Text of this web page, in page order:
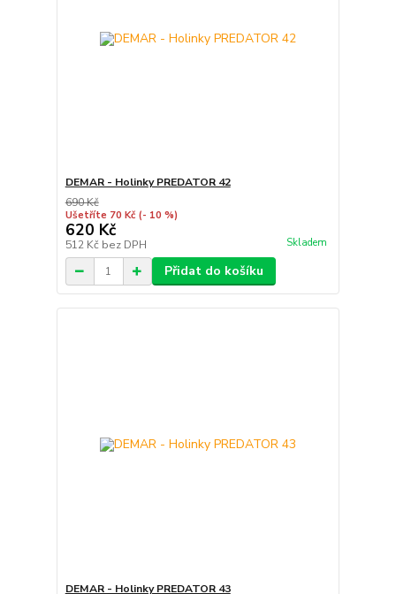
DEMAR - Holinky PREDATOR 42
690 Kč
Ušetříte 70 Kč (- 10 %)
620 Kč
512 Kč bez DPH Skladem
Přidat do košíku
DEMAR - Holinky PREDATOR 43